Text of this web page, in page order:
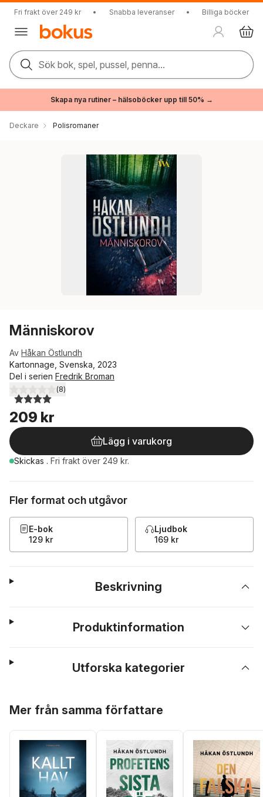
Fri frakt över 249 kr • Snabba leveranser • Billiga böcker
Sök bok, spel, pussel, penna...
Skapa nya rutiner – hälsoböcker upp till 50% →
Deckare Polisromaner
Människorov
Av Håkan Östlundh
Kartonnage, Svenska, 2023
Del i serien Fredrik Broman
4,0utav 5 stjärnor. Totalt antal röster:
(8)
209 kr
Lägg i varukorg
Skickas . Fri frakt över 249 kr.
Fler format och utgåvor
E-bok
129 kr
Ljudbok
169 kr
Beskrivning
Produktinformation
Utforska kategorier
Mer från samma författare